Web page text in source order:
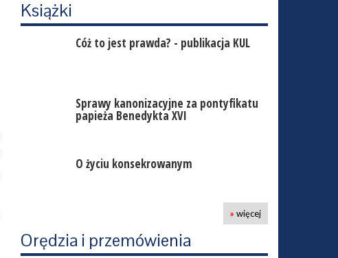
Książki
Cóż to jest prawda? - publikacja KUL
Sprawy kanonizacyjne za pontyfikatu
papieża Benedykta XVI
O życiu konsekrowanym
» więcej
Orędzia i przemówienia